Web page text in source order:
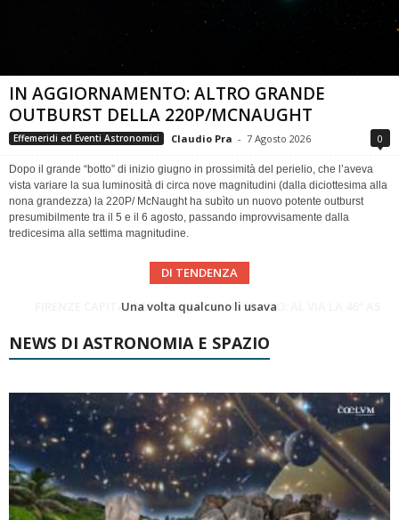
IN AGGIORNAMENTO: ALTRO GRANDE
OUTBURST DELLA 220P/MCNAUGHT
Effemeridi ed Eventi Astronomici Claudio Pra - 7 Agosto 2026 0
Dopo il grande “botto” di inizio giugno in prossimità del perielio, che l’aveva
vista variare la sua luminosità di circa nove magnitudini (dalla diciottesima alla
nona grandezza) la 220P/ McNaught ha subìto un nuovo potente outburst
presumibilmente tra il 5 e il 6 agosto, passando improvvisamente dalla
tredicesima alla settima magnitudine.
DI TENDENZA
Cielo del Mese di Agosto 2026
NEWS DI ASTRONOMIA E SPAZIO